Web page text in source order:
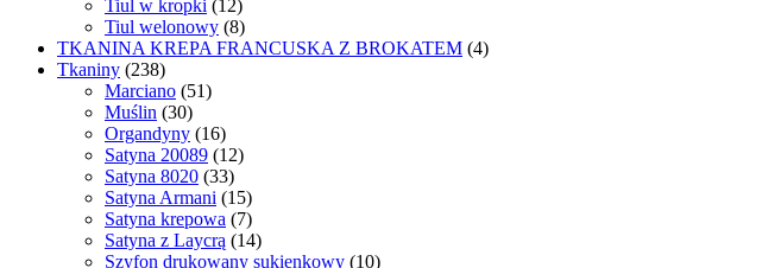
Tiul w kropki (12)
Tiul welonowy (8)
TKANINA KREPA FRANCUSKA Z BROKATEM (4)
Tkaniny (238)
Marciano (51)
Muślin (30)
Organdyny (16)
Satyna 20089 (12)
Satyna 8020 (33)
Satyna Armani (15)
Satyna krepowa (7)
Satyna z Laycrą (14)
Szyfon drukowany sukienkowy (10)